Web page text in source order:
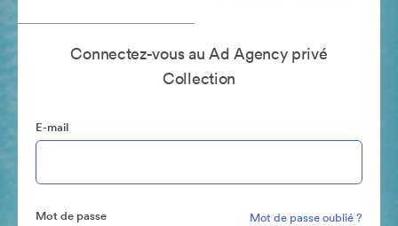
Connectez-vous au Ad Agency privé
Collection
E-mail
Mot de passe Mot de passe oublié ?